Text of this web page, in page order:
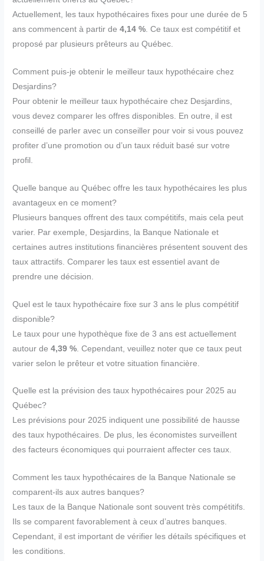
Actuellement, les taux hypothécaires fixes pour une durée de 5
ans commencent à partir de4,14 % . Ce taux est compétitif et
proposé par plusieurs prêteurs au Québec.
Comment puis-je obtenir le meilleur taux hypothécaire chez
Desjardins?
Pour obtenir le meilleur taux hypothécaire chez Desjardins,
vous devez comparer les offres disponibles. En outre, il est
conseillé de parler avec un conseiller pour voir si vous pouvez
profiter d’une promotion ou d’un taux réduit basé sur votre
profil.
Quelle banque au Québec offre les taux hypothécaires les plus
avantageux en ce moment?
Plusieurs banques offrent des taux compétitifs, mais cela peut
varier. Par exemple, Desjardins, la Banque Nationale et
certaines autres institutions financières présentent souvent des
taux attractifs. Comparer les taux est essentiel avant de
prendre une décision.
Quel est le taux hypothécaire fixe sur 3 ans le plus compétitif
disponible?
Le taux pour une hypothèque fixe de 3 ans est actuellement
autour de4,39 % . Cependant, veuillez noter que ce taux peut
varier selon le prêteur et votre situation financière.
Quelle est la prévision des taux hypothécaires pour 2025 au
Québec?
Les prévisions pour 2025 indiquent une possibilité de hausse
des taux hypothécaires. De plus, les économistes surveillent
des facteurs économiques qui pourraient affecter ces taux.
Comment les taux hypothécaires de la Banque Nationale se
comparent-ils aux autres banques?
Les taux de la Banque Nationale sont souvent très compétitifs.
Ils se comparent favorablement à ceux d’autres banques.
Cependant, il est important de vérifier les détails spécifiques et
les conditions.